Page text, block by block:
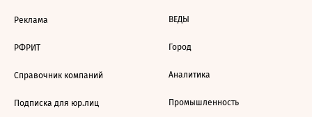
Реклама
РФРИТ
Справочник компаний
Подписка для юр.лиц
ВЕДЫ
Город
Аналитика
Промышленность